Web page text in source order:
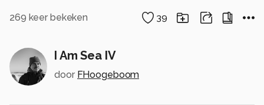
269 keer bekeken 39
I Am Sea IV
door FHoogeboom